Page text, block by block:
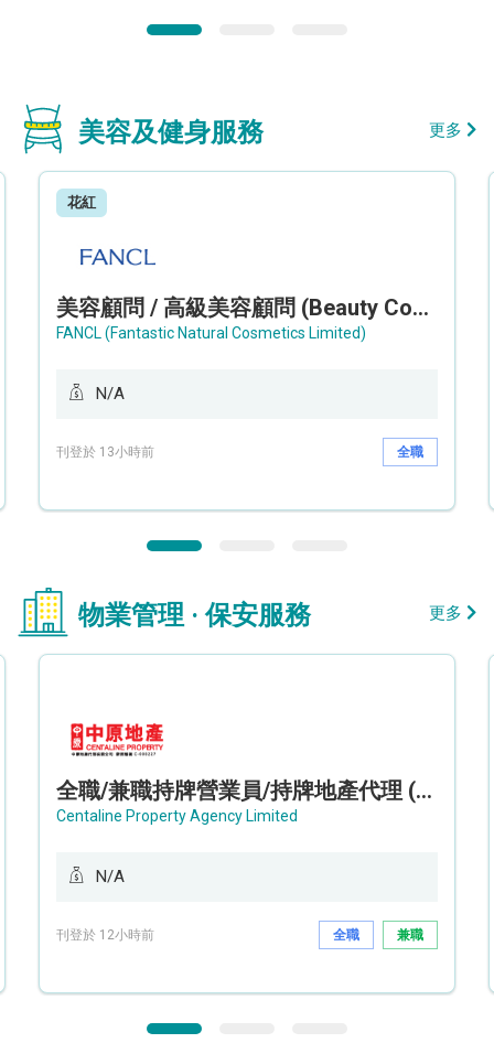
美容及健身服務 更多
花紅
美容顧問 / 高級美容顧問 (Beauty Consultant / Senior Beauty Consultant)
FANCL (Fantastic Natural Cosmetics Limited)
N/A
刊登於 13小時前 全職
物業管理 · 保安服務 更多
全職/兼職持牌營業員/持牌地產代理 (長沙灣/將軍澳/油塘)
Centaline Property Agency Limited
N/A
刊登於 12小時前 全職 兼職